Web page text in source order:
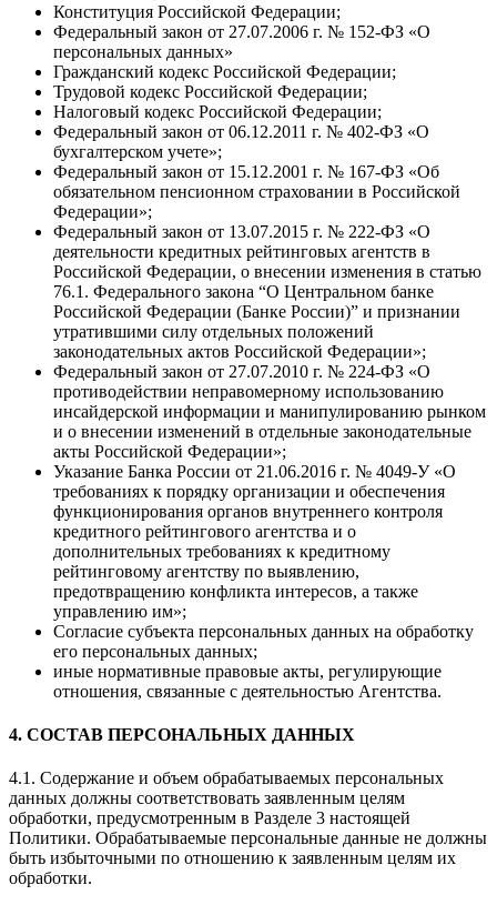
Конституция Российской Федерации;
Федеральный закон от 27.07.2006 г. № 152-ФЗ «О
персональных данных»
Гражданский кодекс Российской Федерации;
Трудовой кодекс Российской Федерации;
Налоговый кодекс Российской Федерации;
Федеральный закон от 06.12.2011 г. № 402-ФЗ «О
бухгалтерском учете»;
Федеральный закон от 15.12.2001 г. № 167-ФЗ «Об
обязательном пенсионном страховании в Российской
Федерации»;
Федеральный закон от 13.07.2015 г. № 222-ФЗ «О
деятельности кредитных рейтинговых агентств в
Российской Федерации, о внесении изменения в статью
76.1. Федерального закона “О Центральном банке
Российской Федерации (Банке России)” и признании
утратившими силу отдельных положений
законодательных актов Российской Федерации»;
Федеральный закон от 27.07.2010 г. № 224-ФЗ «О
противодействии неправомерному использованию
инсайдерской информации и манипулированию рынком
и о внесении изменений в отдельные законодательные
акты Российской Федерации»;
Указание Банка России от 21.06.2016 г. № 4049-У «О
требованиях к порядку организации и обеспечения
функционирования органов внутреннего контроля
кредитного рейтингового агентства и о
дополнительных требованиях к кредитному
рейтинговому агентству по выявлению,
предотвращению конфликта интересов, а также
управлению им»;
Согласие субъекта персональных данных на обработку
его персональных данных;
иные нормативные правовые акты, регулирующие
отношения, связанные с деятельностью Агентства.
4. СОСТАВ ПЕРСОНАЛЬНЫХ ДАННЫХ
4.1. Содержание и объем обрабатываемых персональных
данных должны соответствовать заявленным целям
обработки, предусмотренным в Разделе 3 настоящей
Политики. Обрабатываемые персональные данные не должны
быть избыточными по отношению к заявленным целям их
обработки.